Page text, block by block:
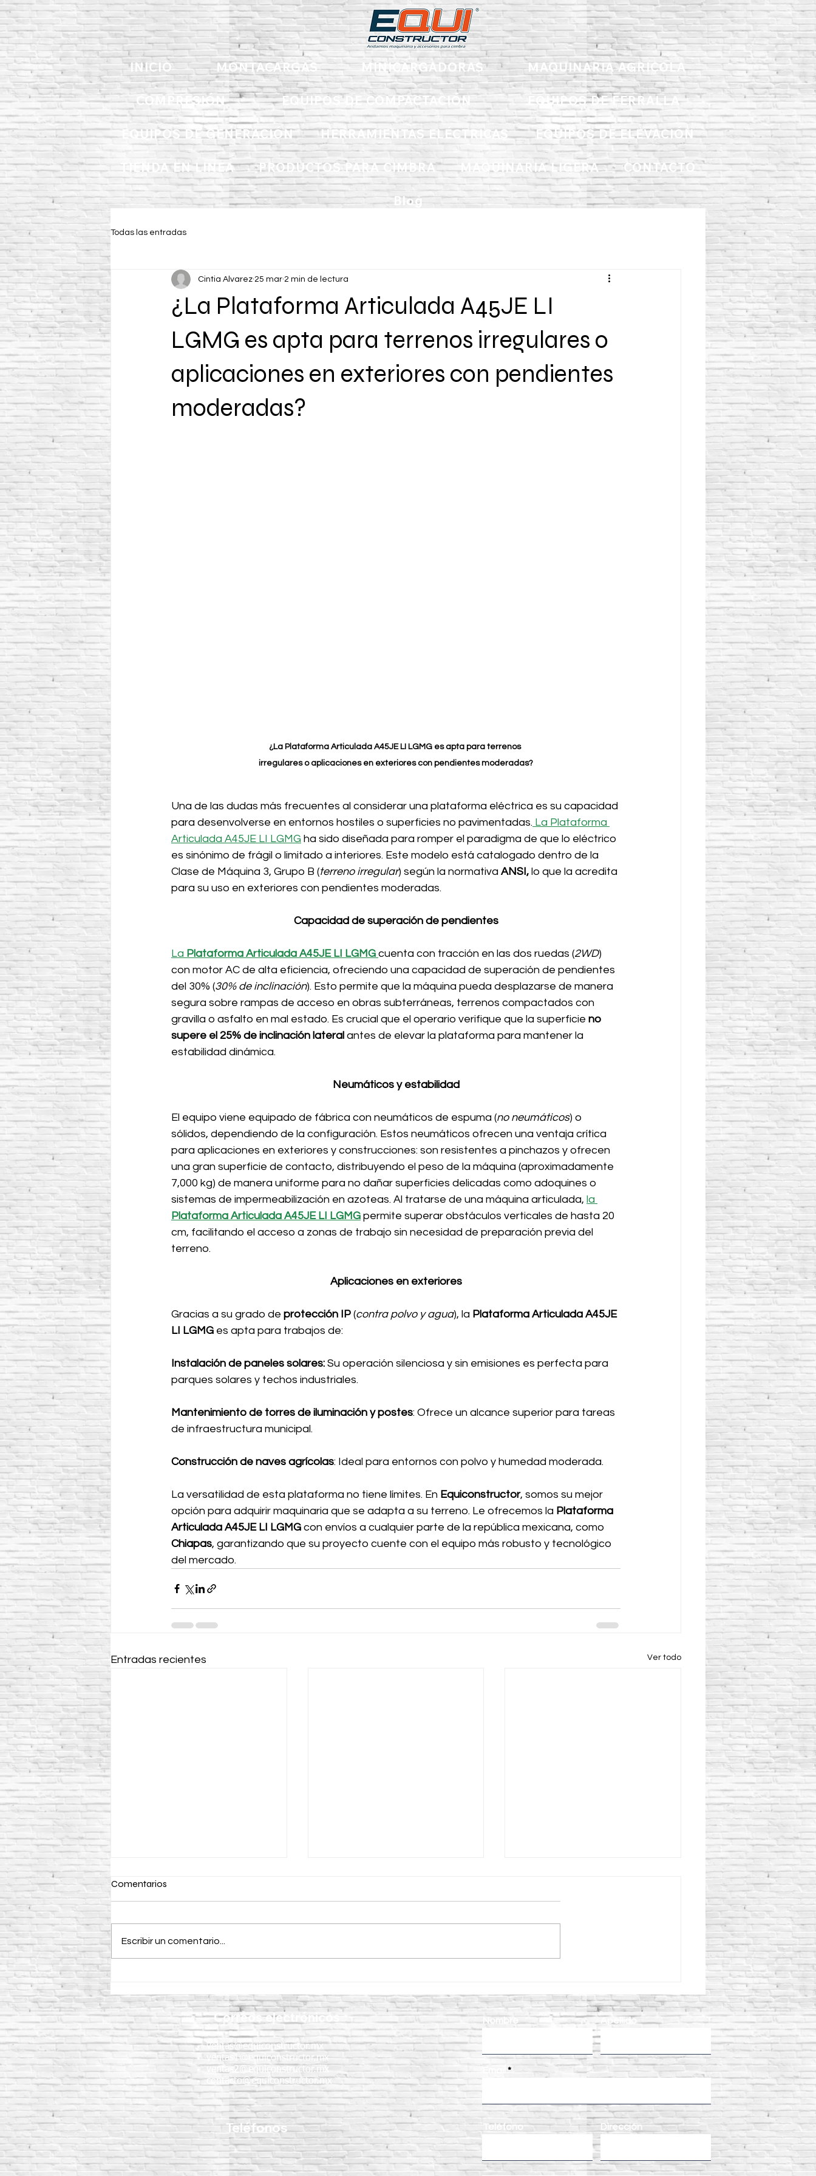
INICIO MONTACARGAS MINICARGADORAS MAQUINARIA AGRICOLA
COMPRESIÓN EQUIPOS DE COMPACTACIÓN EQUIPOS DE FERRALLA
EQUIPOS DE GENERACIÓN HERRAMIENTAS ELÉCTRICAS EQUIPOS DE ELEVACIÓN
TIENDA EN LINEA PRODUCTOS PARA CIMBRA MAQUINARIA LIGERA CONTACTO
Blog
Todas las entradas
¿La Plataforma Articulada A45JE LI
LGMG es apta para terrenos irregulares o
aplicaciones en exteriores con pendientes
moderadas?
Cintia Alvarez 25 mar 2 min de lectura
¿La Plataforma Articulada A45JE LI LGMG es apta para terrenos
irregulares o aplicaciones en exteriores con pendientes moderadas?
Una de las dudas más frecuentes al considerar una plataforma eléctrica es su capacidad
para desenvolverse en entornos hostiles o superficies no pavimentadas. La Plataforma
Articulada A45JE LI LGMG ha sido diseñada para romper el paradigma de que lo eléctrico
es sinónimo de frágil o limitado a interiores. Este modelo está catalogado dentro de la
Clase de Máquina 3, Grupo B (terreno irregular) según la normativa ANSI, lo que la acredita
para su uso en exteriores con pendientes moderadas.
Capacidad de superación de pendientes
La Plataforma Articulada A45JE LI LGMG cuenta con tracción en las dos ruedas (2WD)
con motor AC de alta eficiencia, ofreciendo una capacidad de superación de pendientes
del 30% (30% de inclinación). Esto permite que la máquina pueda desplazarse de manera
segura sobre rampas de acceso en obras subterráneas, terrenos compactados con
gravilla o asfalto en mal estado. Es crucial que el operario verifique que la superficie no
supere el 25% de inclinación lateral antes de elevar la plataforma para mantener la
estabilidad dinámica.
Neumáticos y estabilidad
El equipo viene equipado de fábrica con neumáticos de espuma (no neumáticos) o
sólidos, dependiendo de la configuración. Estos neumáticos ofrecen una ventaja crítica
para aplicaciones en exteriores y construcciones: son resistentes a pinchazos y ofrecen
una gran superficie de contacto, distribuyendo el peso de la máquina (aproximadamente
7,000 kg) de manera uniforme para no dañar superficies delicadas como adoquines o
sistemas de impermeabilización en azoteas. Al tratarse de una máquina articulada, la
Plataforma Articulada A45JE LI LGMG permite superar obstáculos verticales de hasta 20
cm, facilitando el acceso a zonas de trabajo sin necesidad de preparación previa del
terreno.
Aplicaciones en exteriores
Gracias a su grado de protección IP (contra polvo y agua), la Plataforma Articulada A45JE
LI LGMG es apta para trabajos de:
Instalación de paneles solares: Su operación silenciosa y sin emisiones es perfecta para
parques solares y techos industriales.
Mantenimiento de torres de iluminación y postes: Ofrece un alcance superior para tareas
de infraestructura municipal.
Construcción de naves agrícolas: Ideal para entornos con polvo y humedad moderada.
La versatilidad de esta plataforma no tiene límites. En Equiconstructor, somos su mejor
opción para adquirir maquinaria que se adapta a su terreno. Le ofrecemos la Plataforma
Articulada A45JE LI LGMG con envíos a cualquier parte de la república mexicana, como
Chiapas, garantizando que su proyecto cuente con el equipo más robusto y tecnológico
del mercado.
Entradas recientes Ver todo
México?
rendimiento para cualquier
proyecto
proyectos de construcción y
mantenimiento?
Comentarios
Escribir un comentario...
Correos electrónicos
ventas@equiconstructor.mx
ventas1@equiconstructor.mx
ventas2@equiconstructor.mx
contacto@equiconstructor.mx
Teléfonos
Nombre Apellido
Teléfono Dirección